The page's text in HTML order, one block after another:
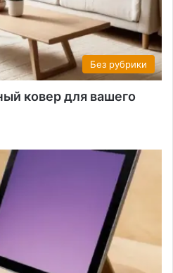
Без рубрики
ковер для вашего